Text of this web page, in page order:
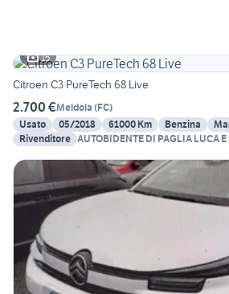
15
Citroen C3 PureTech 68 Live
2.700 €Meldola (FC)
Usato
05/2018 61000 Km Benzina
Rivenditore AUTOBIDENTE DI PAGLIA LUCA